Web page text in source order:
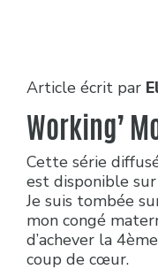
Article écrit par
Working’
Cette série
est disponible
Je suis tombée
mon congé
d’achever la
coup de cœur.